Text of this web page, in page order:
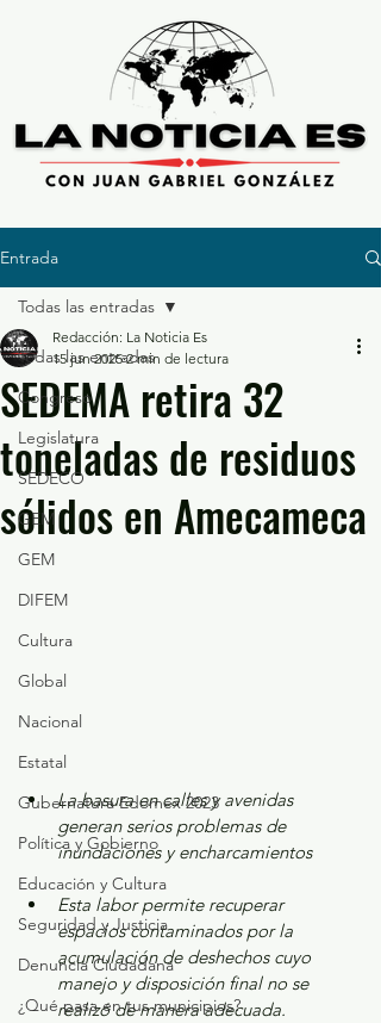
Entrada
Todas las entradas
Congreso
Legislatura
SEDECO
GEM
GEM
DIFEM
Cultura
Global
Nacional
Estatal
Gubernatura Edoméx 2023
Política y Gobierno
Educación y Cultura
Seguridad y Justicia
Denuncia Ciudadana
¿Qué pasa en tus municipios?
Todas las entradas
SEDEMA retira 32
toneladas de residuos
sólidos en Amecameca
Redacción: La Noticia Es
15 jun 2025 2 min de lectura
La basura en calles y avenidas
generan serios problemas de
inundaciones y encharcamientos
Esta labor permite recuperar
espacios contaminados por la
acumulación de deshechos cuyo
manejo y disposición final no se
realizó de manera adecuada.